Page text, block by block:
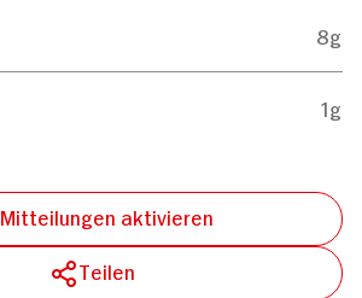
8g
1g
Mitteilungen aktivieren
Teilen